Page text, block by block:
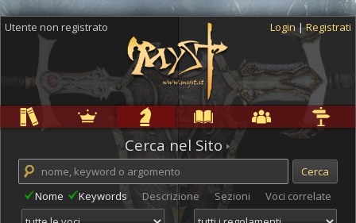
Utente non registrato Login |Registrati
Cerca nel Sito
Nome Keywords Descrizione Sezioni Voci correlate